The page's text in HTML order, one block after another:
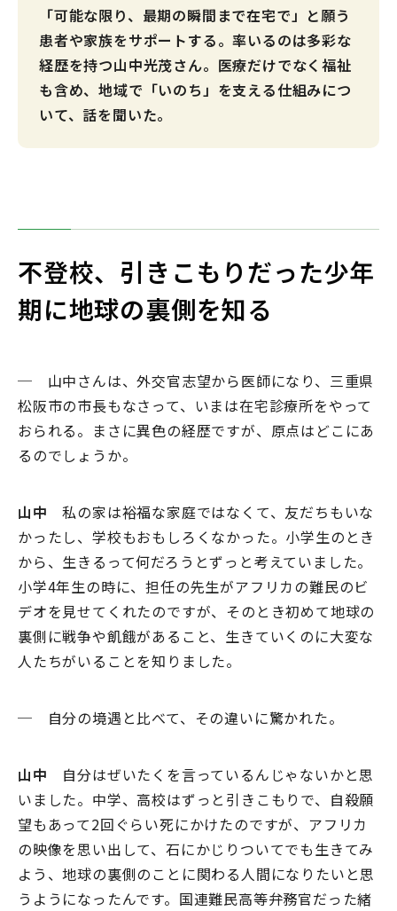
「可能な限り、最期の瞬間まで在宅で」と願う
患者や家族をサポートする。率いるのは多彩な
経歴を持つ山中光茂さん。医療だけでなく福祉
も含め、地域で「いのち」を支える仕組みにつ
いて、話を聞いた。
不登校、引きこもりだった少年
期に地球の裏側を知る
─ 山中さんは、外交官志望から医師になり、三重県
松阪市の市長もなさって、いまは在宅診療所をやって
おられる。まさに異色の経歴ですが、原点はどこにあ
るのでしょうか。
山中 私の家は裕福な家庭ではなくて、友だちもいな
かったし、学校もおもしろくなかった。小学生のとき
から、生きるって何だろうとずっと考えていました。
小学4年生の時に、担任の先生がアフリカの難民のビ
デオを見せてくれたのですが、そのとき初めて地球の
裏側に戦争や飢餓があること、生きていくのに大変な
人たちがいることを知りました。
─ 自分の境遇と比べて、その違いに驚かれた。
山中 自分はぜいたくを言っているんじゃないかと思
いました。中学、高校はずっと引きこもりで、自殺願
望もあって2回ぐらい死にかけたのですが、アフリカ
の映像を思い出して、石にかじりついてでも生きてみ
よう、地球の裏側のことに関わる人間になりたいと思
うようになったんです。国連難民高等弁務官だった緒